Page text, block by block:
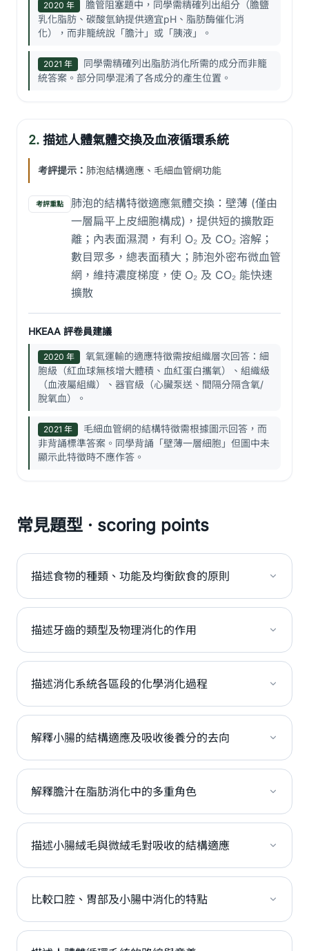
2020 年
膽管阻塞題中，同學需精確列出組分（膽鹽
乳化脂肪、碳酸氫鈉提供適宜pH、脂肪酶催化消
化），而非籠統說「膽汁」或「胰液」。
2021 年
同學需精確列出脂肪消化所需的成分而非籠
統答案。部分同學混淆了各成分的產生位置。
2. 描述人體氣體交換及血液循環系統
考評提示： 肺泡結構適應、毛細血管網功能
考評重點
肺泡的結構特徵適應氣體交換：壁薄 (僅由
一層扁平上皮細胞構成)，提供短的擴散距
離；內表面濕潤，有利 O₂ 及 CO₂ 溶解；
數目眾多，總表面積大；肺泡外密布微血管
網，維持濃度梯度，使 O₂ 及 CO₂ 能快速
擴散
HKEAA 評卷員建議
2020 年
氧氣運輸的適應特徵需按組織層次回答：細
胞級（紅血球無核增大體積、血紅蛋白攜氧）、組織級
（血液屬組織）、器官級（心臟泵送、間隔分隔含氧/
脫氧血）。
2021 年
毛細血管網的結構特徵需根據圖示回答，而
非背誦標準答案。同學背誦「壁薄一層細胞」但圖中未
顯示此特徵時不應作答。
常見題型 · scoring points
描述食物的種類、功能及均衡飲食的原則
描述牙齒的類型及物理消化的作用
描述消化系統各區段的化學消化過程
解釋小腸的結構適應及吸收後養分的去向
解釋膽汁在脂肪消化中的多重角色
描述小腸絨毛與微絨毛對吸收的結構適應
比較口腔、胃部及小腸中消化的特點